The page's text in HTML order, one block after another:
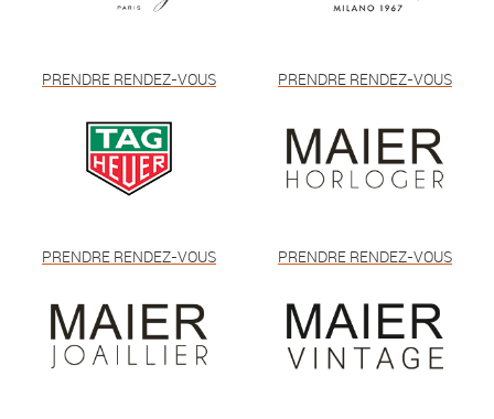
PRENDRE RENDEZ-VOUS PRENDRE RENDEZ-VOUS
PRENDRE RENDEZ-VOUS PRENDRE RENDEZ-VOUS